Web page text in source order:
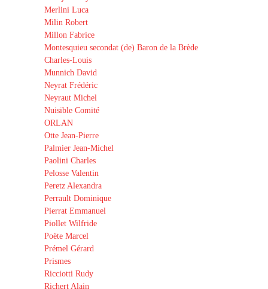
Merlini Luca
Milin Robert
Millon Fabrice
Montesquieu secondat (de) Baron de la Brède
Charles-Louis
Munnich David
Neyrat Frédéric
Neyraut Michel
Nuisible Comité
ORLAN
Otte Jean-Pierre
Palmier Jean-Michel
Paolini Charles
Pelosse Valentin
Peretz Alexandra
Perrault Dominique
Pierrat Emmanuel
Piollet Wilfride
Poëte Marcel
Prémel Gérard
Prismes
Ricciotti Rudy
Richert Alain